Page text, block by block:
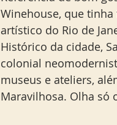
Winehouse, que
artístico do Rio de
Histórico da cidade,
colonial
museus e ateliers,
Maravilhosa. Olha só